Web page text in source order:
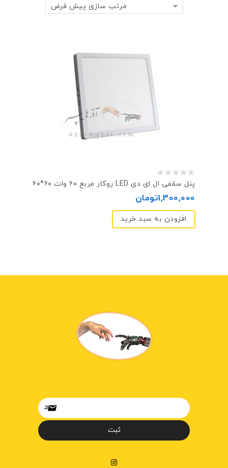
مرتب سازی پیش فرض
0
پنل سقفی ال ای دی LED روکار مربع ۶۰ وات ۶۰*۶۰
1,300,000تومان
افزودن به سبد خرید